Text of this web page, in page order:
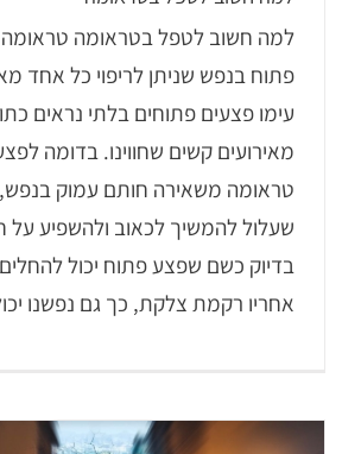
למה חשוב לטפל בטראומה
פתוח בנפש שניתן לריפוי כל אחד
עימו פצעים פתוחים בלתי נראים
מאירועים קשים שחווינו. בדומה
טראומה משאירה חותם עמוק
שעלול להמשיך לכאוב ולהשפיע על
בדיוק כשם שפצע פתוח יכול
אחריו רקמת צלקת, כך גם נפשנו